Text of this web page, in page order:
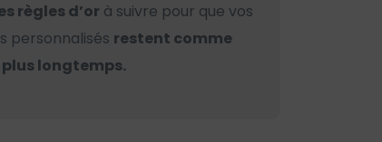
règles d’or à suivre pour que vos
personnalisés restent comme
longtemps.